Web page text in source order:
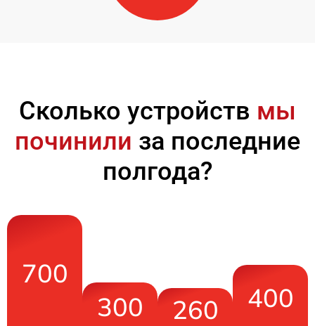
Сколько устройств мы
починили за последние
полгода?
700
300 260 400